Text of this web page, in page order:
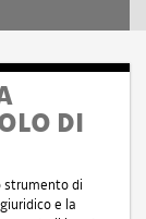
DI
strumento di
e la